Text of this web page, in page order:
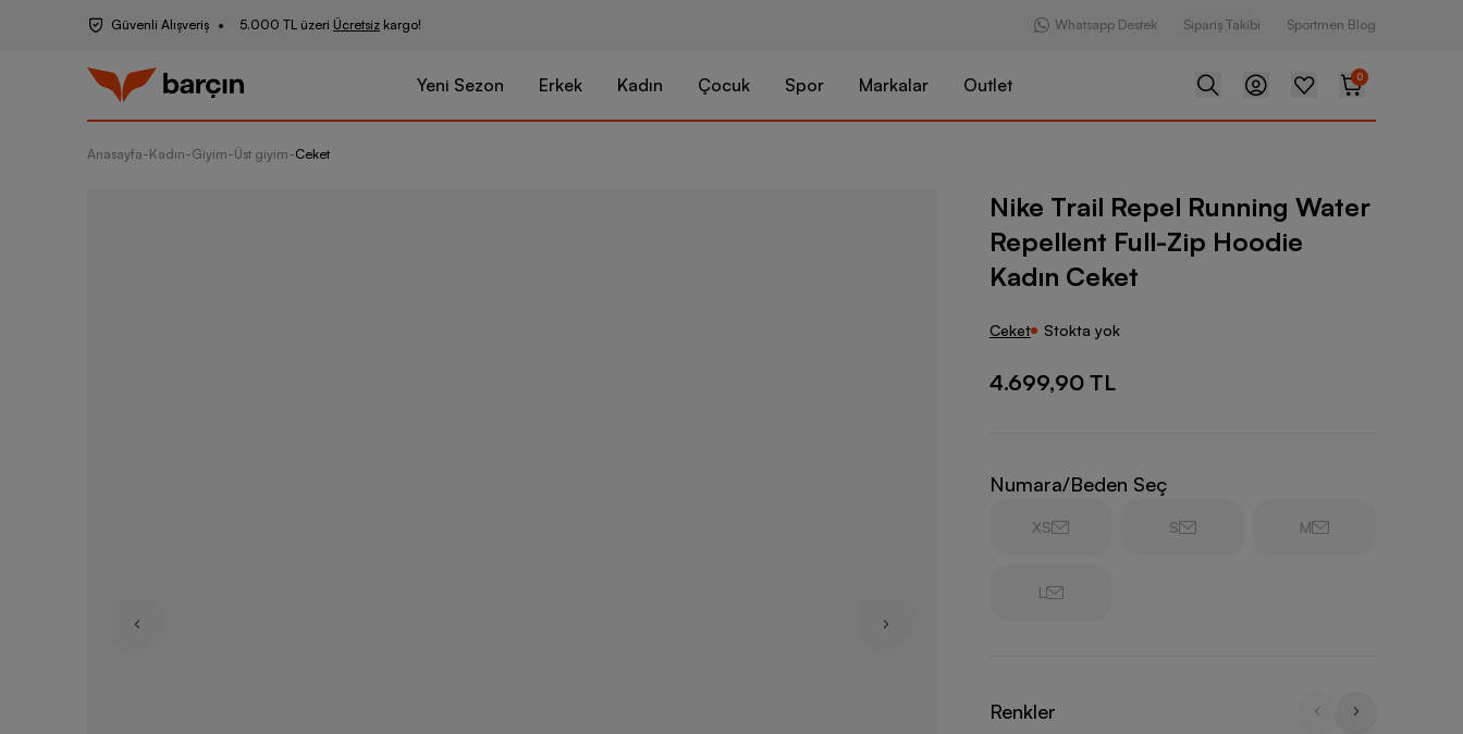
Güvenli Alışveriş 5.000 TL üzeri Ücretsiz kargo! Whatsapp Destek Sipariş Takibi Sportmen Blog
Yeni Sezon Erkek Kadın Çocuk Spor Markalar Outlet 0
Anasayfa-Kadın-Giyim-Üst giyim-Ceket
Nike Trail Repel Running Water Repellent Full-Zip Hoodie Kadın Ceket
Nike Trail Repel Running Water
Repellent Full-Zip Hoodie
Kadın Ceket
Ceket Stokta yok
4.699,90 TL
Numara/Beden Seç
XS S M
L
Renkler